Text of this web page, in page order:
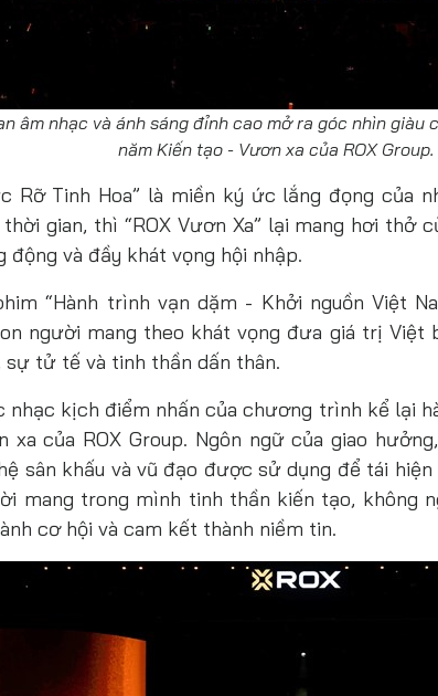
âm nhạc và ánh sáng đỉnh cao mở ra góc nhìn giàu
năm Kiến tạo - Vươn xa của ROX Group.
Rỡ Tinh Hoa” là miền ký ức lắng đọng của
gian, thì “ROX Vươn Xa” lại mang hơi thở
động và đầy khát vọng hội nhập.
“Hành trình vạn dặm - Khởi nguồn Việt
người mang theo khát vọng đưa giá trị Việt
sự tử tế và tinh thần dấn thân.
nhạc kịch điểm nhấn của chương trình kể lại
xa của ROX Group. Ngôn ngữ của giao
sân khấu và vũ đạo được sử dụng để tái
mang trong mình tinh thần kiến tạo, không
cơ hội và cam kết thành niềm tin.